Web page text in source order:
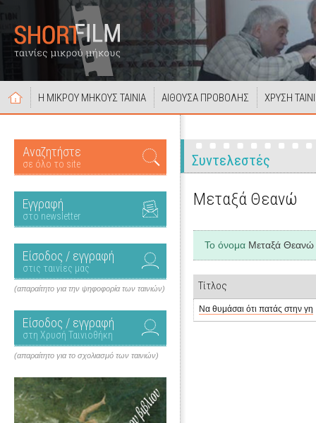
Η ΜΙΚΡΟΥ ΜΗΚΟΥΣ ΤΑΙΝΙΑ ΑΙΘΟΥΣΑ ΠΡΟΒΟΛΗΣ ΧΡΥΣΗ
Αναζητήστε
σε όλο το site
Εγγραφή
στο newsletter
Είσοδος / εγγραφή
στις ταινίες μας
(απαραίτητο για την ψηφοφορία των ταινιών)
Είσοδος / εγγραφή
στη Χρυσή Ταινιοθήκη
(απαραίτητο για το σχολιασμό των ταινιών)
Συντελεστές
Μεταξά Θεανώ
Το όνομα Μεταξά Θεανώ
Τίτλος
Να θυμάσαι ότι πατάς στην γη